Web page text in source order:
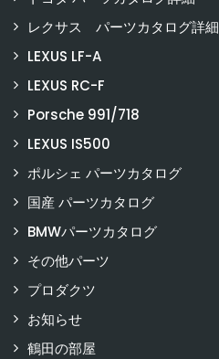
レクサス パーツカタログ詳細
LEXUS LF-A
LEXUS RC-F
Porsche 991/718
LEXUS IS500
ポルシェ パーツカタログ
国産 パーツカタログ
BMWパーツカタログ
その他パーツ
プロダクツ
お知らせ
鶴田の部屋